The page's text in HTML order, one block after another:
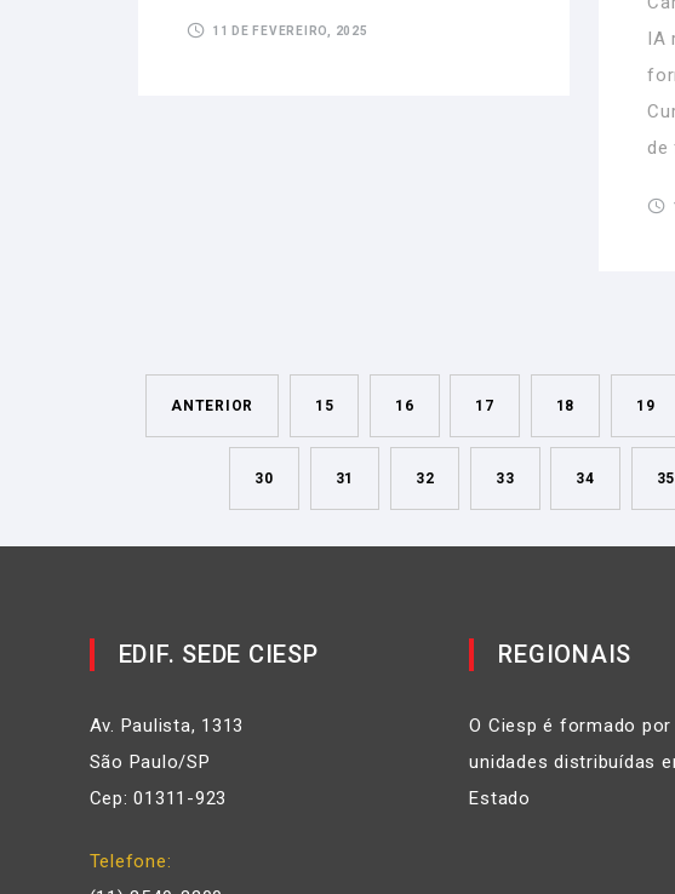
11 DE FEVEREIRO, 2025
IA
de
ANTERIOR 15 16 17 18 19
30 31 32 33 34 35
EDIF. SEDE CIESP
Av. Paulista, 1313
São Paulo/SP
Cep: 01311-923
Telefone
REGIONAIS
O Ciesp é formado por
unidades distribuídas
Estado